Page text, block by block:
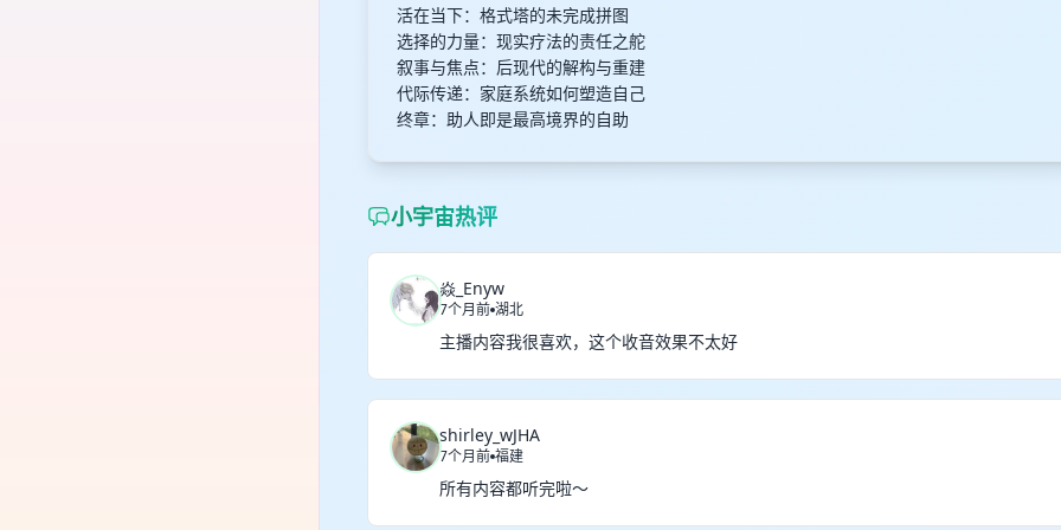
活在当下：格式塔的未完成拼图
选择的力量：现实疗法的责任之舵
叙事与焦点：后现代的解构与重建
代际传递：家庭系统如何塑造自己
终章：助人即是最高境界的自助
小宇宙热评
焱_Enyw
7个月前 湖北
主播内容我很喜欢，这个收音效果不太好
shirley_wJHA
7个月前 福建
所有内容都听完啦～